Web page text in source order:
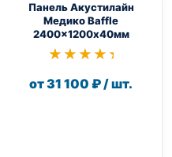
Панель Акустилайн
Медико Baffle
2400×1200х40мм
★★★★★
★★★★★
от 31 100 ₽ / шт.